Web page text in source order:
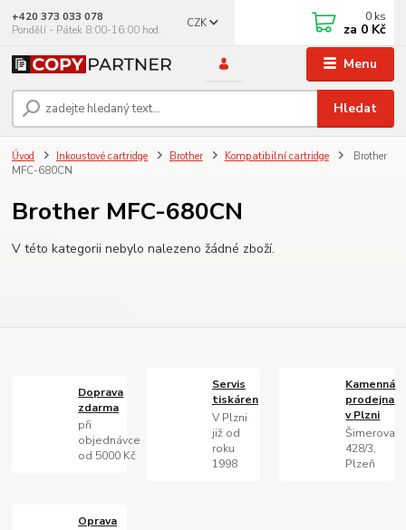
Menu
CZK
Hledat
+420 373 033 078
Pondělí - Pátek 8:00-16:00 hod.
0 ks
za 0 Kč
Úvod Inkoustové cartridge Brother Kompatibilní cartridge
Brother
MFC-680CN
Brother MFC-680CN
V této kategorii nebylo nalezeno žádné zboží.
Doprava
zdarma
při
objednávce
od 5000 Kč
Servis
tiskáren
V Plzni
již od
roku
1998
Kamenná
prodejna
v Plzni
Šimerova
428/3,
Plzeň
Oprava